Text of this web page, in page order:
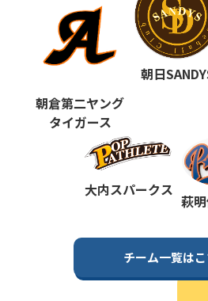
第10回 ポップアスリー
第9回 ポップアスリート
第7回
第6回 ポップアスリー
第5回 ポップアスリー
ポップアスリー
ポップアスリート
朝倉第二ヤング
タイガース
朝日
大内スパークス
萩
チーム一覧は